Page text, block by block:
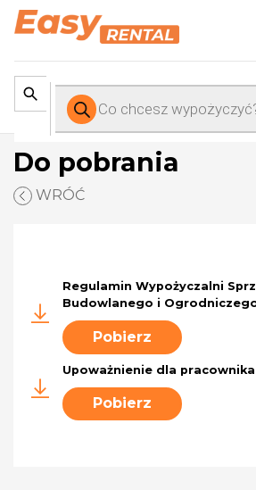
Wyszukiwarka
produktów
Do pobrania
WRÓĆ
Regulamin Wypożyczalni
Budowlanego i Ogrodniczego
Pobierz
Upoważnienie dla
Pobierz